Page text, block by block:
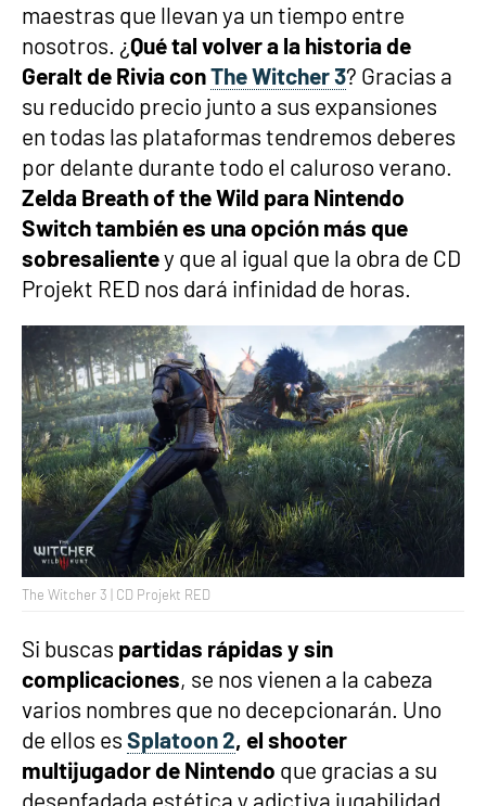
maestras que llevan ya un tiempo entre
nosotros. ¿Qué tal volver a la historia de
Geralt de Rivia conThe Witcher 3? Gracias a
su reducido precio junto a sus expansiones
en todas las plataformas tendremos deberes
por delante durante todo el caluroso verano.
Zelda Breath of the Wild para Nintendo
Switch también es una opción más que
sobresalientey que al igual que la obra de CD
Projekt RED nos dará infinidad de horas.
The Witcher 3 | CD Projekt RED
Si buscas partidas rápidas y sin
complicaciones, se nos vienen a la cabeza
varios nombres que no decepcionarán. Uno
de ellos es Splatoon 2, el shooter
multijugador de Nintendo que gracias a su
desenfadada estética y adictiva jugabilidad